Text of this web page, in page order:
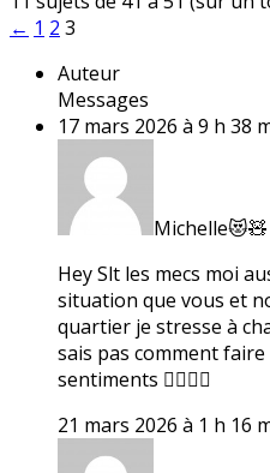
← 1 2 3
Auteur
Messages
17 mars 2026 à 9 h 38
Michelle😻🧸
Hey Slt les mecs moi
situation que vous et
quartier je stresse à
sais pas comment
sentiments 🤷‍♀️🤷‍♀️
21 mars 2026 à 1 h 16